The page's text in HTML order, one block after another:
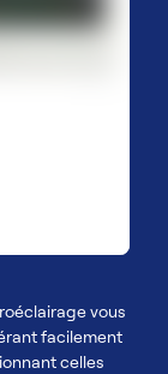
vous
facilement
celles